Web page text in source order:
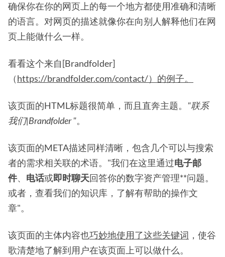
确保你在你的网页上的每一个地方都使用准确和清晰
的语言。对网页的描述就像你在向别人解释他们在网
页上能做什么一样。
看看这个来自[Brandfolder]
（https://brandfolder.com/contact/）的例子。
该页面的HTML标题很简单，而且直奔主题。 "联系
我们|Brandfolder "。
该页面的META描述同样清晰，包含几个可以与搜索
者的需求相关联的术语。"我们在这里通过电子邮
件、 电话或即时聊天回答你的数字资产管理**问题。
或者，查看我们的知识库，了解有帮助的操作文
章"。
该页面的主体内容也巧妙地使用了这些关键词 ，使谷
歌清楚地了解到用户在该页面上可以做什么。